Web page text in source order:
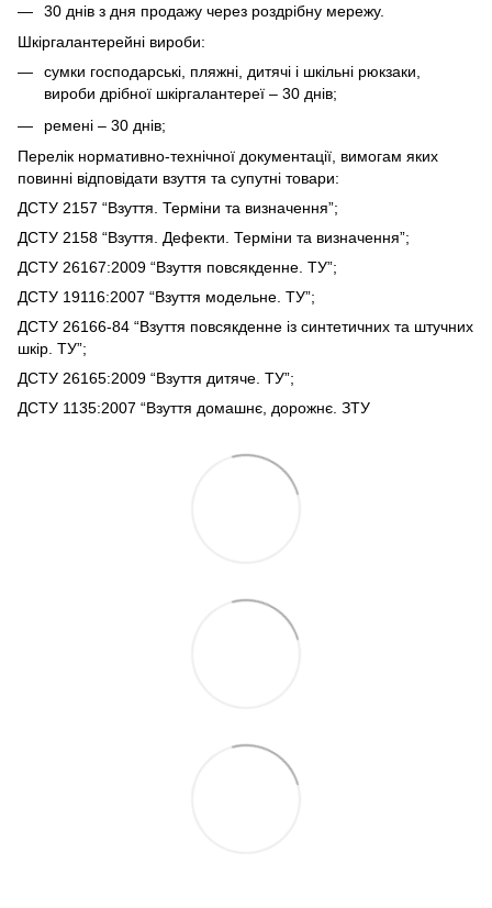
30 днів з дня продажу через роздрібну мережу.
Шкіргалантерейні вироби:
сумки господарські, пляжні, дитячі і шкільні рюкзаки,
вироби дрібної шкіргалантереї – 30 днів;
ремені – 30 днів;
Перелік нормативно-технічної документації, вимогам яких
повинні відповідати взуття та супутні товари:
ДСТУ 2157 “Взуття. Терміни та визначення”;
ДСТУ 2158 “Взуття. Дефекти. Терміни та визначення”;
ДСТУ 26167:2009 “Взуття повсякденне. ТУ”;
ДСТУ 19116:2007 “Взуття модельне. ТУ”;
ДСТУ 26166-84 “Взуття повсякденне із синтетичних та штучних
шкір. ТУ”;
ДСТУ 26165:2009 “Взуття дитяче. ТУ”;
ДСТУ 1135:2007 “Взуття домашнє, дорожнє. ЗТУ